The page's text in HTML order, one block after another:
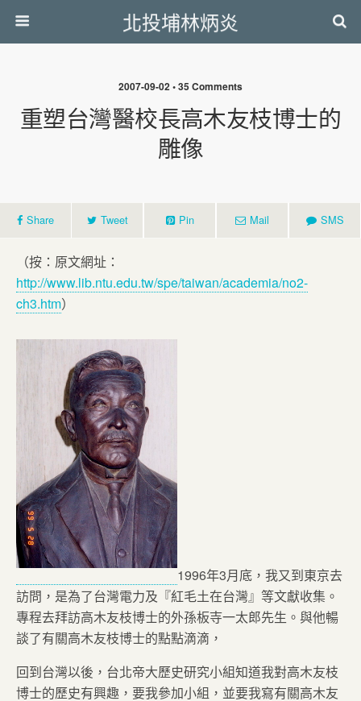
北投埔林炳炎
2007-09-02 • 35 Comments
重塑台灣醫校長高木友枝博士的
雕像
Share Tweet Pin Mail SMS
（按：原文網址：
http://www.lib.ntu.edu.tw/spe/taiwan/academia/no2-
ch3.htm）
1996年3月底，我又到東京去
訪問，是為了台灣電力及『紅毛土在台灣』等文獻收集。
專程去拜訪高木友枝博士的外孫板寺一太郎先生。與他暢
談了有關高木友枝博士的點點滴滴，
回到台灣以後，台北帝大歷史研究小組知道我對高木友枝
博士的歷史有興趣，要我參加小組，並要我寫有關高木友